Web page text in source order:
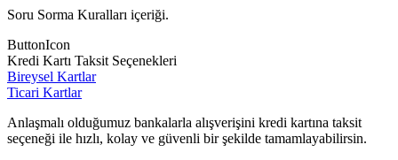
Soru Sorma Kuralları içeriği.
ButtonIcon
Kredi Kartı Taksit Seçenekleri
Bireysel Kartlar
Ticari Kartlar
Anlaşmalı olduğumuz bankalarla alışverişini kredi kartına taksit
seçeneği ile hızlı, kolay ve güvenli bir şekilde tamamlayabilirsin.